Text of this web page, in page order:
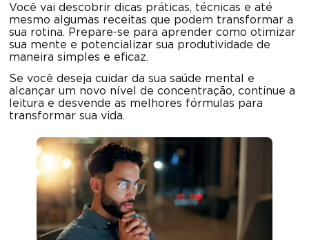
Você vai descobrir dicas práticas, técnicas e até
mesmo algumas receitas que podem transformar a
sua rotina. Prepare-se para aprender como otimizar
sua mente e potencializar sua produtividade de
maneira simples e eficaz.
Se você deseja cuidar da sua saúde mental e
alcançar um novo nível de concentração, continue a
leitura e desvende as melhores fórmulas para
transformar sua vida.